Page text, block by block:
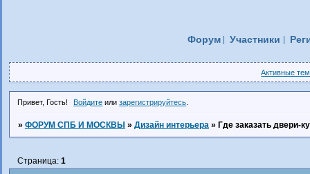
Форум Участники
Активные
Привет, Гость! Войдите илизарегистрируйтесь
» ФОРУМ СПБ И МОСКВЫ » Дизайн интерьера » Где заказать двери-
Страница: 1